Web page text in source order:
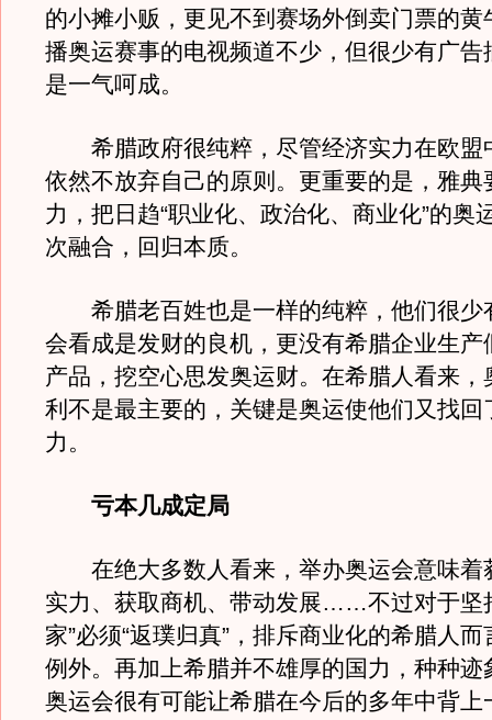
的小摊小贩，更见不到赛场外倒卖门票的黄
播奥运赛事的电视频道不少，但很少有广告
是一气呵成。
希腊政府很纯粹，尽管经济实力在欧盟
依然不放弃自己的原则。更重要的是，雅典
力，把日趋“职业化、政治化、商业化”的奥
次融合，回归本质。
希腊老百姓也是一样的纯粹，他们很少
会看成是发财的良机，更没有希腊企业生产
产品，挖空心思发奥运财。在希腊人看来，
利不是最主要的，关键是奥运使他们又找回
力。
亏本几成定局
在绝大多数人看来，举办奥运会意味
实力、获取商机、带动发展……不过对于坚
家”必须“返璞归真”，排斥商业化的希腊人
例外。再加上希腊并不雄厚的国力，种种迹
奥运会很有可能让希腊在今后的多年中背上